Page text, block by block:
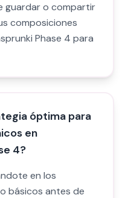
guardar o compartir
composiciones
Phase 4 para
óptima para
en
4?
en los
básicos antes de